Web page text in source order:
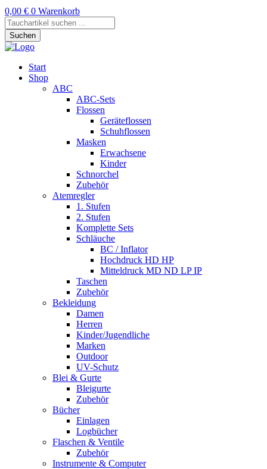
0,00 € 0 Warenkorb
Products
search
Suchen
Start
Shop
ABC
ABC-Sets
Flossen
Geräteflossen
Schuhflossen
Masken
Erwachsene
Kinder
Schnorchel
Zubehör
Atemregler
1. Stufen
2. Stufen
Komplette Sets
Schläuche
BC / Inflator
Hochdruck HD HP
Mitteldruck MD ND LP IP
Taschen
Zubehör
Bekleidung
Damen
Herren
Kinder/Jugendliche
Marken
Outdoor
UV-Schutz
Blei & Gurte
Bleigurte
Zubehör
Bücher
Einlagen
Logbücher
Flaschen & Ventile
Zubehör
Instrumente & Computer